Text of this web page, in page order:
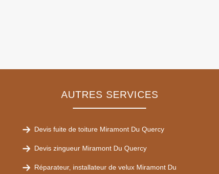
AUTRES SERVICES
Devis fuite de toiture Miramont Du Quercy
Devis zingueur Miramont Du Quercy
Réparateur, installateur de velux Miramont Du